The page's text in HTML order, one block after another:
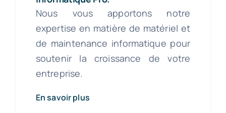
Nous vous apportons notre
expertise en matière de matériel et
de maintenance informatique pour
soutenir la croissance de votre
entreprise.
En savoir plus